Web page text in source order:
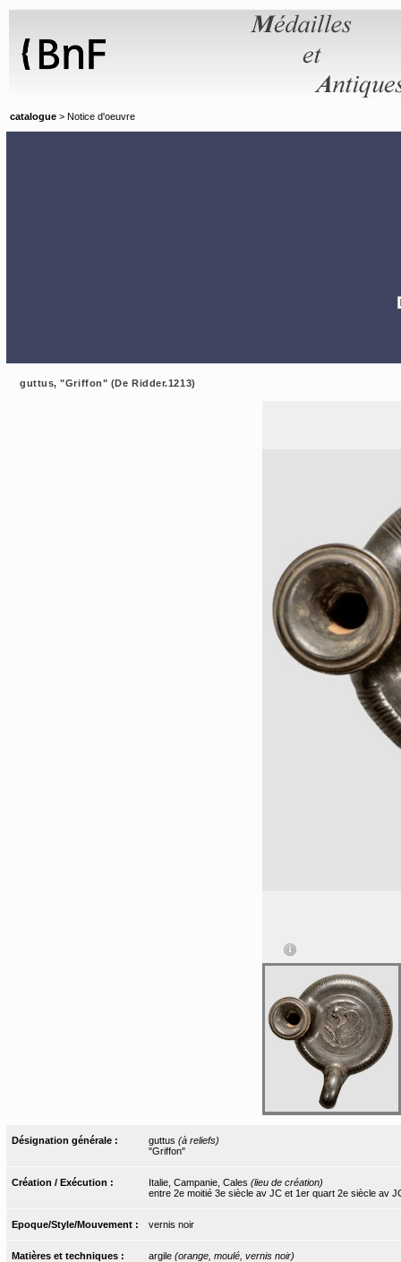
catalogue > Notice d'oeuvre
guttus, "Griffon" (De Ridder.1213)
Désignation générale : guttus (à reliefs)
"Griffon"
Création / Exécution : Italie, Campanie, Cales (lieu de création)
entre 2e moitié 3e siècle av JC et 1er quart 2e siècle av
Epoque/Style/Mouvement : vernis noir
Matières et techniques : argile (orange, moulé, vernis noir)